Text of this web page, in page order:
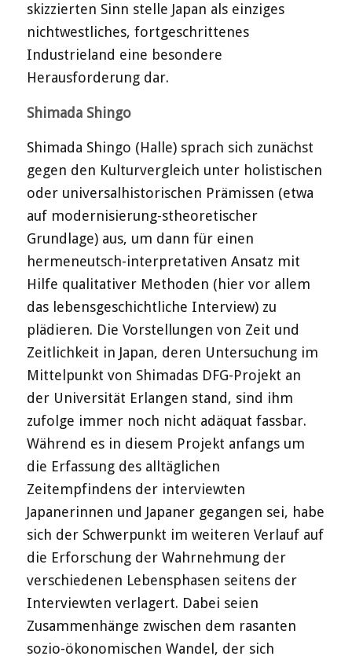
skizzierten Sinn stelle Japan als einziges
nichtwestliches, fortgeschrittenes
Industrieland eine besondere
Herausforderung dar.
Shimada Shingo
Shimada Shingo (Halle) sprach sich zunächst
gegen den Kulturvergleich unter holistischen
oder universalhistorischen Prämissen (etwa
auf modernisierung-stheoretischer
Grundlage) aus, um dann für einen
hermeneutsch-interpretativen Ansatz mit
Hilfe qualitativer Methoden (hier vor allem
das lebensgeschichtliche Interview) zu
plädieren. Die Vorstellungen von Zeit und
Zeitlichkeit in Japan, deren Untersuchung im
Mittelpunkt von Shimadas DFG-Projekt an
der Universität Erlangen stand, sind ihm
zufolge immer noch nicht adäquat fassbar.
Während es in diesem Projekt anfangs um
die Erfassung des alltäglichen
Zeitempfindens der interviewten
Japanerinnen und Japaner gegangen sei, habe
sich der Schwerpunkt im weiteren Verlauf auf
die Erforschung der Wahrnehmung der
verschiedenen Lebensphasen seitens der
Interviewten verlagert. Dabei seien
Zusammenhänge zwischen dem rasanten
sozio-ökonomischen Wandel, der sich